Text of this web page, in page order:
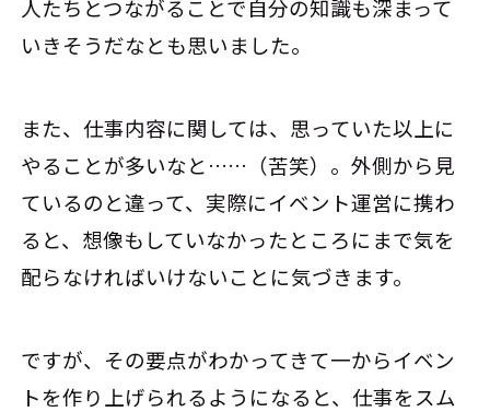
人たちとつながることで自分の知識も深まって
いきそうだなとも思いました。
また、仕事内容に関しては、思っていた以上に
やることが多いなと……（苦笑）。外側から見
ているのと違って、実際にイベント運営に携わ
ると、想像もしていなかったところにまで気を
配らなければいけないことに気づきます。
ですが、その要点がわかってきて一からイベン
トを作り上げられるようになると、仕事をスム